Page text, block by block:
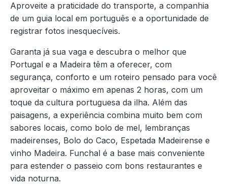
Aproveite a praticidade do transporte, a companhia
de um guia local em português e a oportunidade de
registrar fotos inesquecíveis.
Garanta já sua vaga e descubra o melhor que
Portugal e a Madeira têm a oferecer, com
segurança, conforto e um roteiro pensado para você
aproveitar o máximo em apenas 2 horas, com um
toque da cultura portuguesa da ilha. Além das
paisagens, a experiência combina muito bem com
sabores locais, como bolo de mel, lembranças
madeirenses, Bolo do Caco, Espetada Madeirense e
vinho Madeira. Funchal é a base mais conveniente
para estender o passeio com bons restaurantes e
vida noturna.